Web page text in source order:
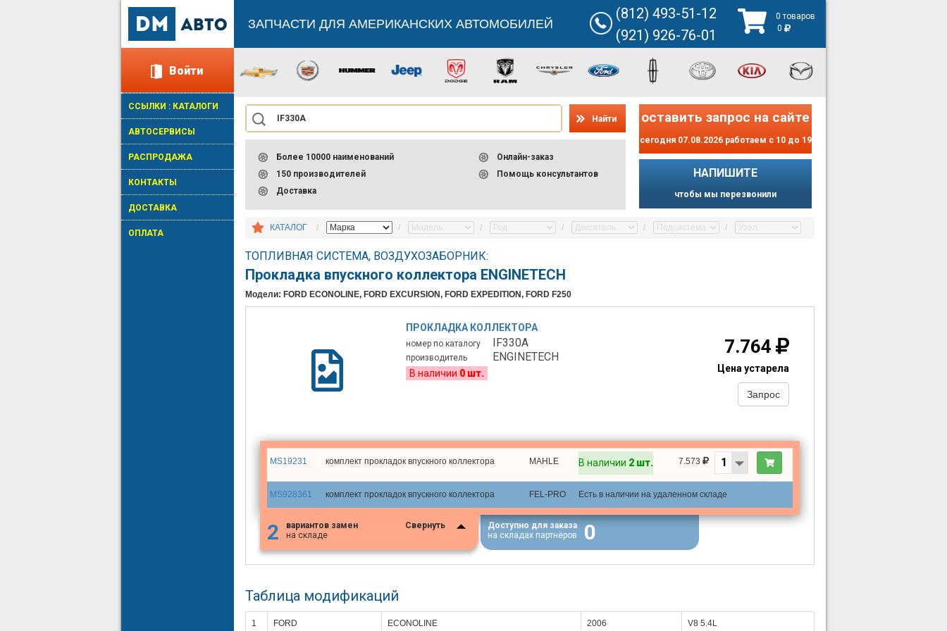
Войти
ССЫЛКИ : КАТАЛОГИ
АВТОСЕРВИСЫ
РАСПРОДАЖА
КОНТАКТЫ
ДОСТАВКА
ОПЛАТА
ЗАПЧАСТИ ДЛЯ АМЕРИКАНСКИХ АВТОМОБИЛЕЙ
(812) 493-51-12
(921) 926-76-01
0 товаров
0
Найти
Более 10000 наименований
150 производителей
Доставка
Онлайн-заказ
Помощь консультантов
оставить запрос на сайте
сегодня 07.08.2026 работаем с 10 до 19
НАПИШИТЕ
чтобы мы перезвонили
КАТАЛОГ
ТОПЛИВНАЯ СИСТЕМА, ВОЗДУХОЗАБОРНИК:
Прокладка впускного коллектора ENGINETECH
Модели: FORD ECONOLINE, FORD EXCURSION, FORD EXPEDITION, FORD F250
ПРОКЛАДКА КОЛЛЕКТОРА
номер по каталогу IF330A
производитель ENGINETECH
В наличии 0 шт.
7.764
Цена устарела
Запрос
MS19231 комплект прокладок впускного коллектора MAHLE В наличии 2 шт. 7.573
MS928361 комплект прокладок впускного коллектора FEL-PRO Есть в наличии на удаленном складе
2
вариантов замен
на складе
Свернуть
Доступно для заказа
на складах партнёров
0
Таблица модификаций
1 FORD ECONOLINE 2006 V8 5.4L